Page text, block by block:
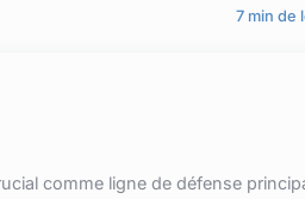
7 min de
comme ligne de défense